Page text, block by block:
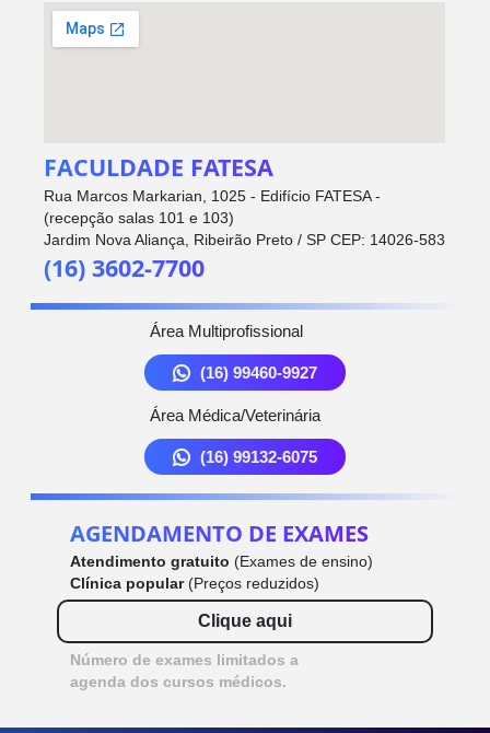
FACULDADE FATESA
Rua Marcos Markarian, 1025 - Edifício FATESA -
(recepção salas 101 e 103)
Jardim Nova Aliança, Ribeirão Preto / SP CEP: 14026-583
(16) 3602-7700
Área Multiprofissional
(16) 99460-9927
Área Médica/Veterinária
(16) 99132-6075
AGENDAMENTO DE EXAMES
Atendimento gratuito (Exames de ensino)
Clínica popular(Preços reduzidos)
Clique aqui
Número de exames limitados a
agenda dos cursos médicos.